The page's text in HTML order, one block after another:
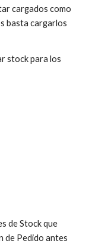
cargados como
basta cargarlos
stock para los
de Stock que
de Pedido antes